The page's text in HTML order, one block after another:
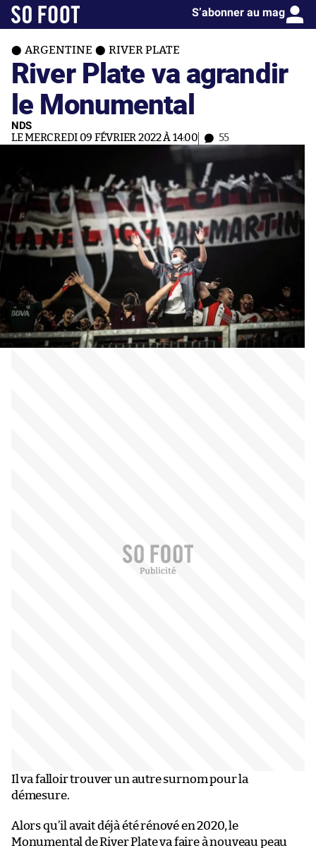
S’abonner au mag
ARGENTINE RIVER PLATE
River Plate va agrandir
le Monumental
NDS
LE MERCREDI 09 FÉVRIER 2022 À 14:00 55
Il va falloir trouver un autre surnom pour la
démesure.
Alors qu’il avait déjà été rénové en 2020, le
Monumental de River Plate va faire à nouveau peau